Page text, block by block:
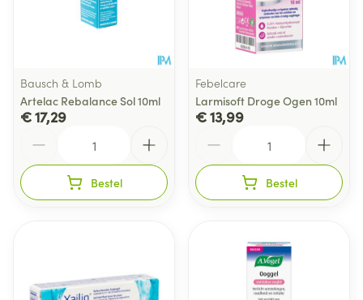
Bausch & Lomb
Artelac Rebalance Sol 10ml
€ 17,29
Bestel
Febelcare
Larmisoft Droge Ogen 10ml
€ 13,99
Bestel